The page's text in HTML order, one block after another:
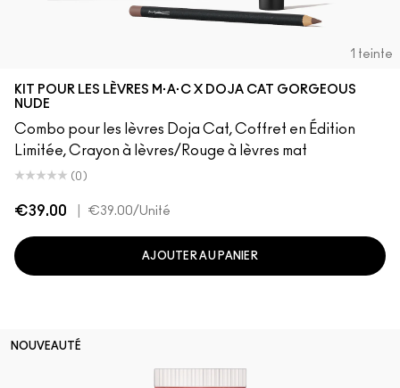
1 teinte
KIT POUR LES LÈVRES M·A·C X DOJA CAT GORGEOUS
NUDE
Combo pour les lèvres Doja Cat, Coffret en Édition
Limitée, Crayon à lèvres/Rouge à lèvres mat
(0)
€39.00 €39.00/Unité
AJOUTER AU PANIER
NOUVEAUTÉ